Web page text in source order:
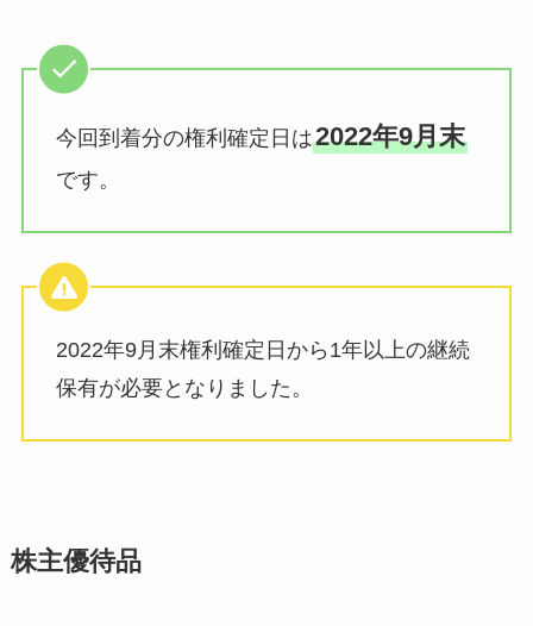
今回到着分の権利確定日は2022年9月末
です。
2022年9月末権利確定日から1年以上の継続
保有が必要となりました。
株主優待品